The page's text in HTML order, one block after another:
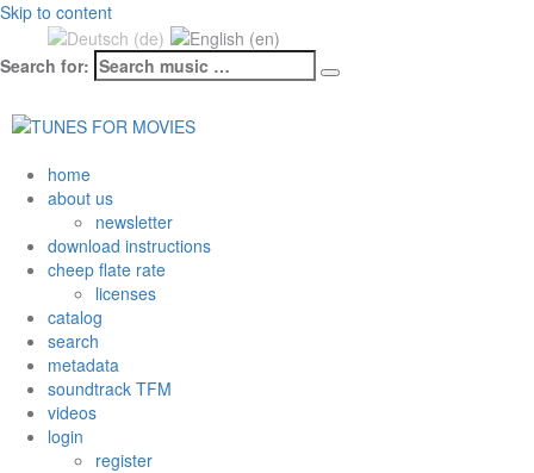
Skip to content
Search for:
home
about us
newsletter
download instructions
cheep flate rate
licenses
catalog
search
metadata
soundtrack TFM
videos
login
register